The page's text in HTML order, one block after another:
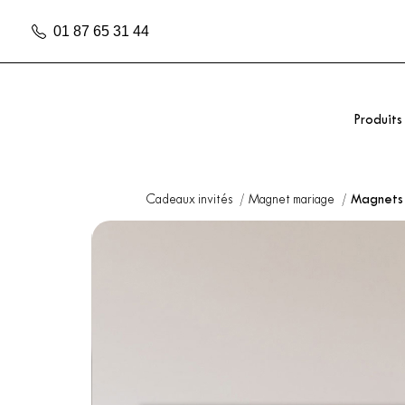
01 87 65 31 44
Produits
Cadeaux invités Magnet mariage